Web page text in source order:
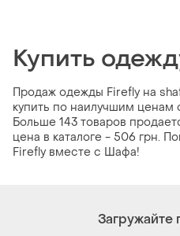
Купить
Продаж одежды Firefly на
купить по наилучшим ценам
Больше 143 товаров
цена в каталоге - 506 грн.
Firefly вместе с Шафа!
Загружайте